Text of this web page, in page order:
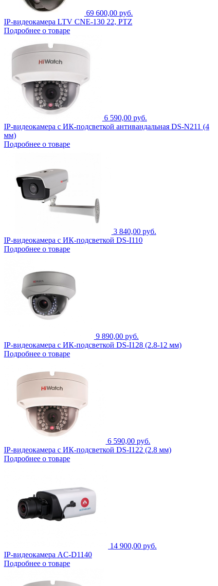
69 600,00 руб.
IP-видеокамера LTV CNE-130 22, PTZ
Подробнее о товаре
6 590,00 руб.
IP-видеокамера с ИК-подсветкой антивандальная DS-N211 (4
мм)
Подробнее о товаре
3 840,00 руб.
IP-видеокамера с ИК-подсветкой DS-I110
Подробнее о товаре
9 890,00 руб.
IP-видеокамера с ИК-подсветкой DS-I128 (2.8-12 мм)
Подробнее о товаре
6 590,00 руб.
IP-видеокамера c ИК-подсветкой DS-I122 (2.8 мм)
Подробнее о товаре
14 900,00 руб.
IP-видеокамера AC-D1140
Подробнее о товаре